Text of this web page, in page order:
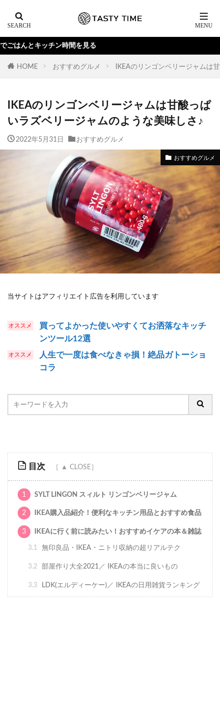
時間を見る
HOME おすすめグルメ IKEAのリンゴンベリージャムは
IKEAのリンゴンベリージャムは甘酸っぱ
いラズベリージャムのような美味しさ♪
2022年5月31日 おすすめグルメ
おすすめグルメ
当サイトはアフィリエイト広告を利用しています
買ってよかった使いやすくてお洒落なキッチ
ンツール12選
人生で一度は食べなきゃ損！絶品ガトーショ
コラ
目次
1 SYLT LINGON スィルト リンゴンベリージャム
2 IKEA購入品紹介！便利なキッチン用品とおすすめ食品
3 IKEAに行く前に読みたい！おすすめイケアの本＆雑誌
3.1 無印良品・IKEA・ニトリ収納の超リアルテク
3.2 部屋作り大全2021／ IKEAの本当に良いもの
3.3 LDK(エルディーケー)／ IKEAの日用雑貨ランキング